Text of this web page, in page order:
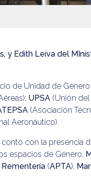
y Edith Leiva del
de Unidad de
UPSA (Unión del
(Asociación
Aeronáutico).
con la presencia
espacios de Género,
Rementería (APTA),